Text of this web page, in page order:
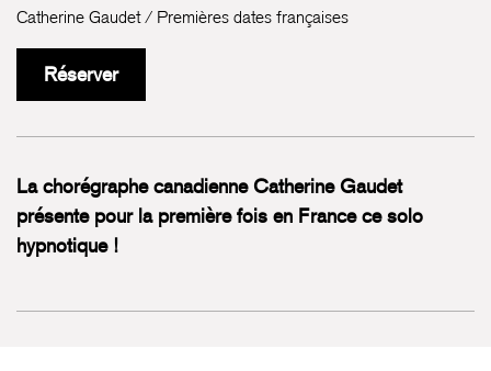
Catherine Gaudet / Premières dates françaises
Réserver
La chorégraphe canadienne Catherine Gaudet
présente pour la première fois en France ce solo
hypnotique !